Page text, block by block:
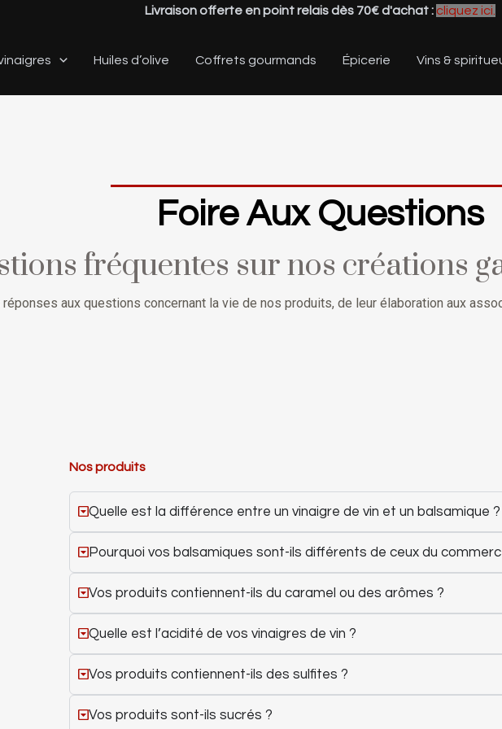
Livraison offerte en point relais dès 70€ d'achat : cliquez ici.
Huiles d’olive Coffrets gourmands Épicerie Vins &
Foire Aux Questions
fréquentes sur nos créations
aux questions concernant la vie de nos produits, de leur élaboration aux
Nos produits
Quelle est la différence entre un vinaigre de vin et un balsamique ?
Pourquoi vos balsamiques sont-ils différents de ceux du
Vos produits contiennent-ils du caramel ou des arômes ?
Quelle est l’acidité de vos vinaigres de vin ?
Vos produits contiennent-ils des sulfites ?
Vos produits sont-ils sucrés ?